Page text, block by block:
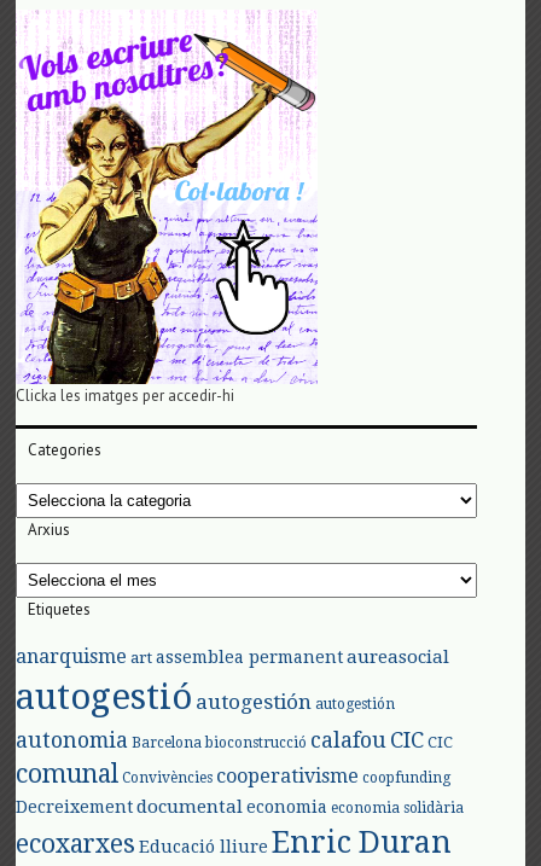
Clicka les imatges per accedir-hi
Categories
Categories
Arxius
Arxius
Etiquetes
anarquisme art assemblea permanent aureasocial
autogestió autogestión autogestión
autonomia Barcelona bioconstrucció calafouCIC CIC
comunal Convivències cooperativisme coopfunding
Decreixement documental economia economia solidària
ecoxarxes Educació lliure Enric Duran